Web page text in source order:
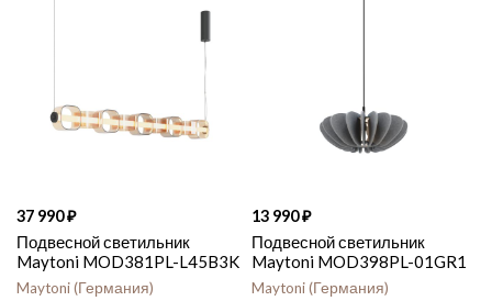
37 990
Подвесной светильник
Maytoni MOD381PL-L45B3K
Maytoni Германия
13 990
Подвесной светильник
Maytoni MOD398PL-01GR1
Maytoni Германия